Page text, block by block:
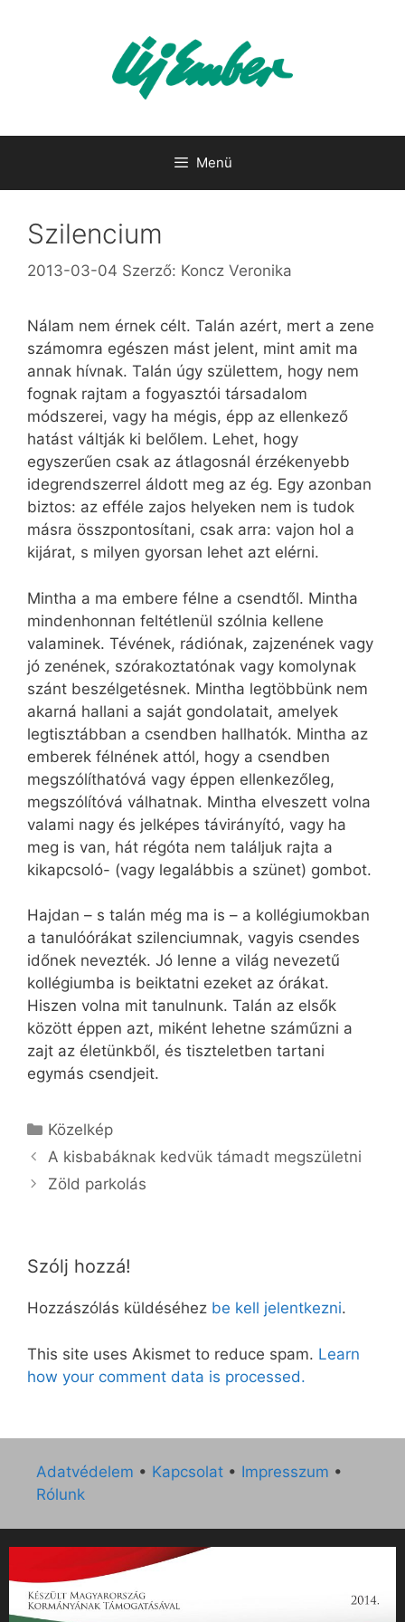
Menü
Szilencium
2013-03-04 Szerző: Koncz Veronika
Nálam nem érnek célt. Talán azért, mert a zene
számomra egészen mást jelent, mint amit ma
annak hívnak. Talán úgy születtem, hogy nem
fognak rajtam a fogyasztói társadalom
módszerei, vagy ha mégis, épp az ellenkező
hatást váltják ki belőlem. Lehet, hogy
egyszerűen csak az átlagosnál érzékenyebb
idegrendszerrel áldott meg az ég. Egy azonban
biztos: az efféle zajos helyeken nem is tudok
másra összpontosítani, csak arra: vajon hol a
kijárat, s milyen gyorsan lehet azt elérni.
Mintha a ma embere félne a csendtől. Mintha
mindenhonnan feltétlenül szólnia kellene
valaminek. Tévének, rádiónak, zajzenének vagy
jó zenének, szórakoztatónak vagy komolynak
szánt beszélgetésnek. Mintha legtöbbünk nem
akarná hallani a saját gondolatait, amelyek
legtisztábban a csendben hallhatók. Mintha az
emberek félnének attól, hogy a csendben
megszólíthatóvá vagy éppen ellenkezőleg,
megszólítóvá válhatnak. Mintha elveszett volna
valami nagy és jelképes távirányító, vagy ha
meg is van, hát régóta nem találjuk rajta a
kikapcsoló- (vagy legalábbis a szünet) gombot.
Hajdan – s talán még ma is – a kollégiumokban
a tanulóórákat szilenciumnak, vagyis csendes
időnek nevezték. Jó lenne a világ nevezetű
kollégiumba is beiktatni ezeket az órákat.
Hiszen volna mit tanulnunk. Talán az elsők
között éppen azt, miként lehetne száműzni a
zajt az életünkből, és tiszteletben tartani
egymás csendjeit.
Kategória
Közelkép
A kisbabáknak kedvük támadt megszületni
Zöld parkolás
Szólj hozzá!
Hozzászólás küldéséhez be kell jelentkezni.
This site uses Akismet to reduce spam. Learn
how your comment data is processed.
Adatvédelem • Kapcsolat • Impresszum •
Rólunk